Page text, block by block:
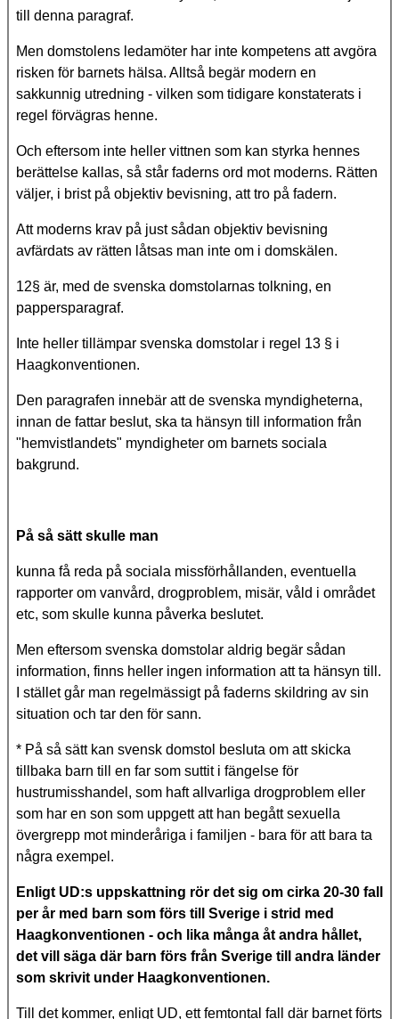
till denna paragraf.
Men domstolens ledamöter har inte kompetens att avgöra
risken för barnets hälsa. Alltså begär modern en
sakkunnig utredning - vilken som tidigare konstaterats i
regel förvägras henne.
Och eftersom inte heller vittnen som kan styrka hennes
berättelse kallas, så står faderns ord mot moderns. Rätten
väljer, i brist på objektiv bevisning, att tro på fadern.
Att moderns krav på just sådan objektiv bevisning
avfärdats av rätten låtsas man inte om i domskälen.
12§ är, med de svenska domstolarnas tolkning, en
pappersparagraf.
Inte heller tillämpar svenska domstolar i regel 13 § i
Haagkonventionen.
Den paragrafen innebär att de svenska myndigheterna,
innan de fattar beslut, ska ta hänsyn till information från
"hemvistlandets" myndigheter om barnets sociala
bakgrund.
På så sätt skulle man
kunna få reda på sociala missförhållanden, eventuella
rapporter om vanvård, drogproblem, misär, våld i området
etc, som skulle kunna påverka beslutet.
Men eftersom svenska domstolar aldrig begär sådan
information, finns heller ingen information att ta hänsyn till.
I stället går man regelmässigt på faderns skildring av sin
situation och tar den för sann.
* På så sätt kan svensk domstol besluta om att skicka
tillbaka barn till en far som suttit i fängelse för
hustrumisshandel, som haft allvarliga drogproblem eller
som har en son som uppgett att han begått sexuella
övergrepp mot minderåriga i familjen - bara för att bara ta
några exempel.
Enligt UD:s uppskattning rör det sig om cirka 20-30 fall
per år med barn som förs till Sverige i strid med
Haagkonventionen - och lika många åt andra hållet,
det vill säga där barn förs från Sverige till andra länder
som skrivit under Haagkonventionen.
Till det kommer, enligt UD, ett femtontal fall där barnet förts